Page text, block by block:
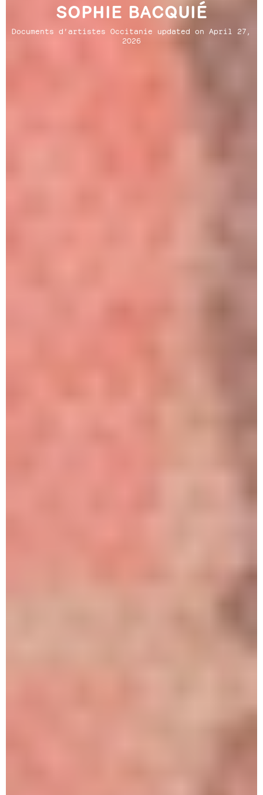
SOPHIE BACQUIÉ
Documents d’artistes Occitanie updated on April 27,
2026